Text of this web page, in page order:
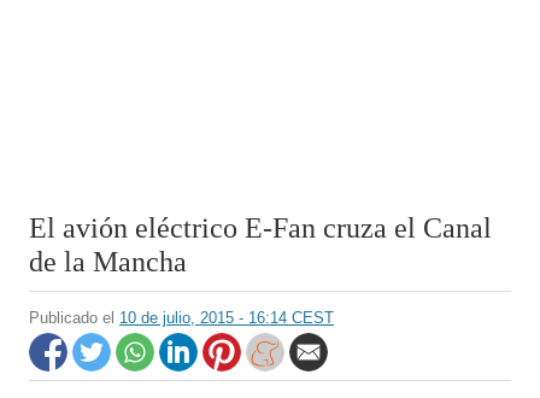
El avión eléctrico E-Fan cruza el Canal
de la Mancha
Publicado el 10 de julio, 2015 - 16:14 CEST